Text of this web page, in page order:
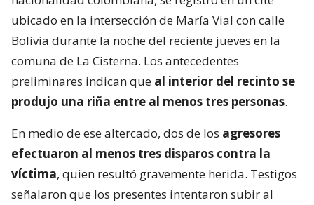
ubicado en la intersección de María Vial con calle
Bolivia durante la noche del reciente jueves en la
comuna de La Cisterna. Los antecedentes
preliminares indican que al interior del recinto se
produjo una riña entre al menos tres personas.
En medio de ese altercado, dos de los agresores
efectuaron al menos tres disparos contra la
víctima, quien resultó gravemente herida. Testigos
señalaron que los presentes intentaron subir al